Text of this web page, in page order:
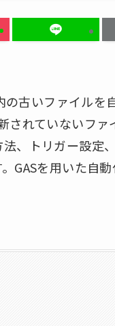
古いファイルを
されていないファ
、トリガー設定
GASを用いた自